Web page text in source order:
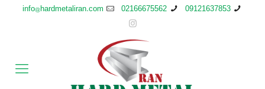
09121637853
02166675562
info@hardmetaliran.com